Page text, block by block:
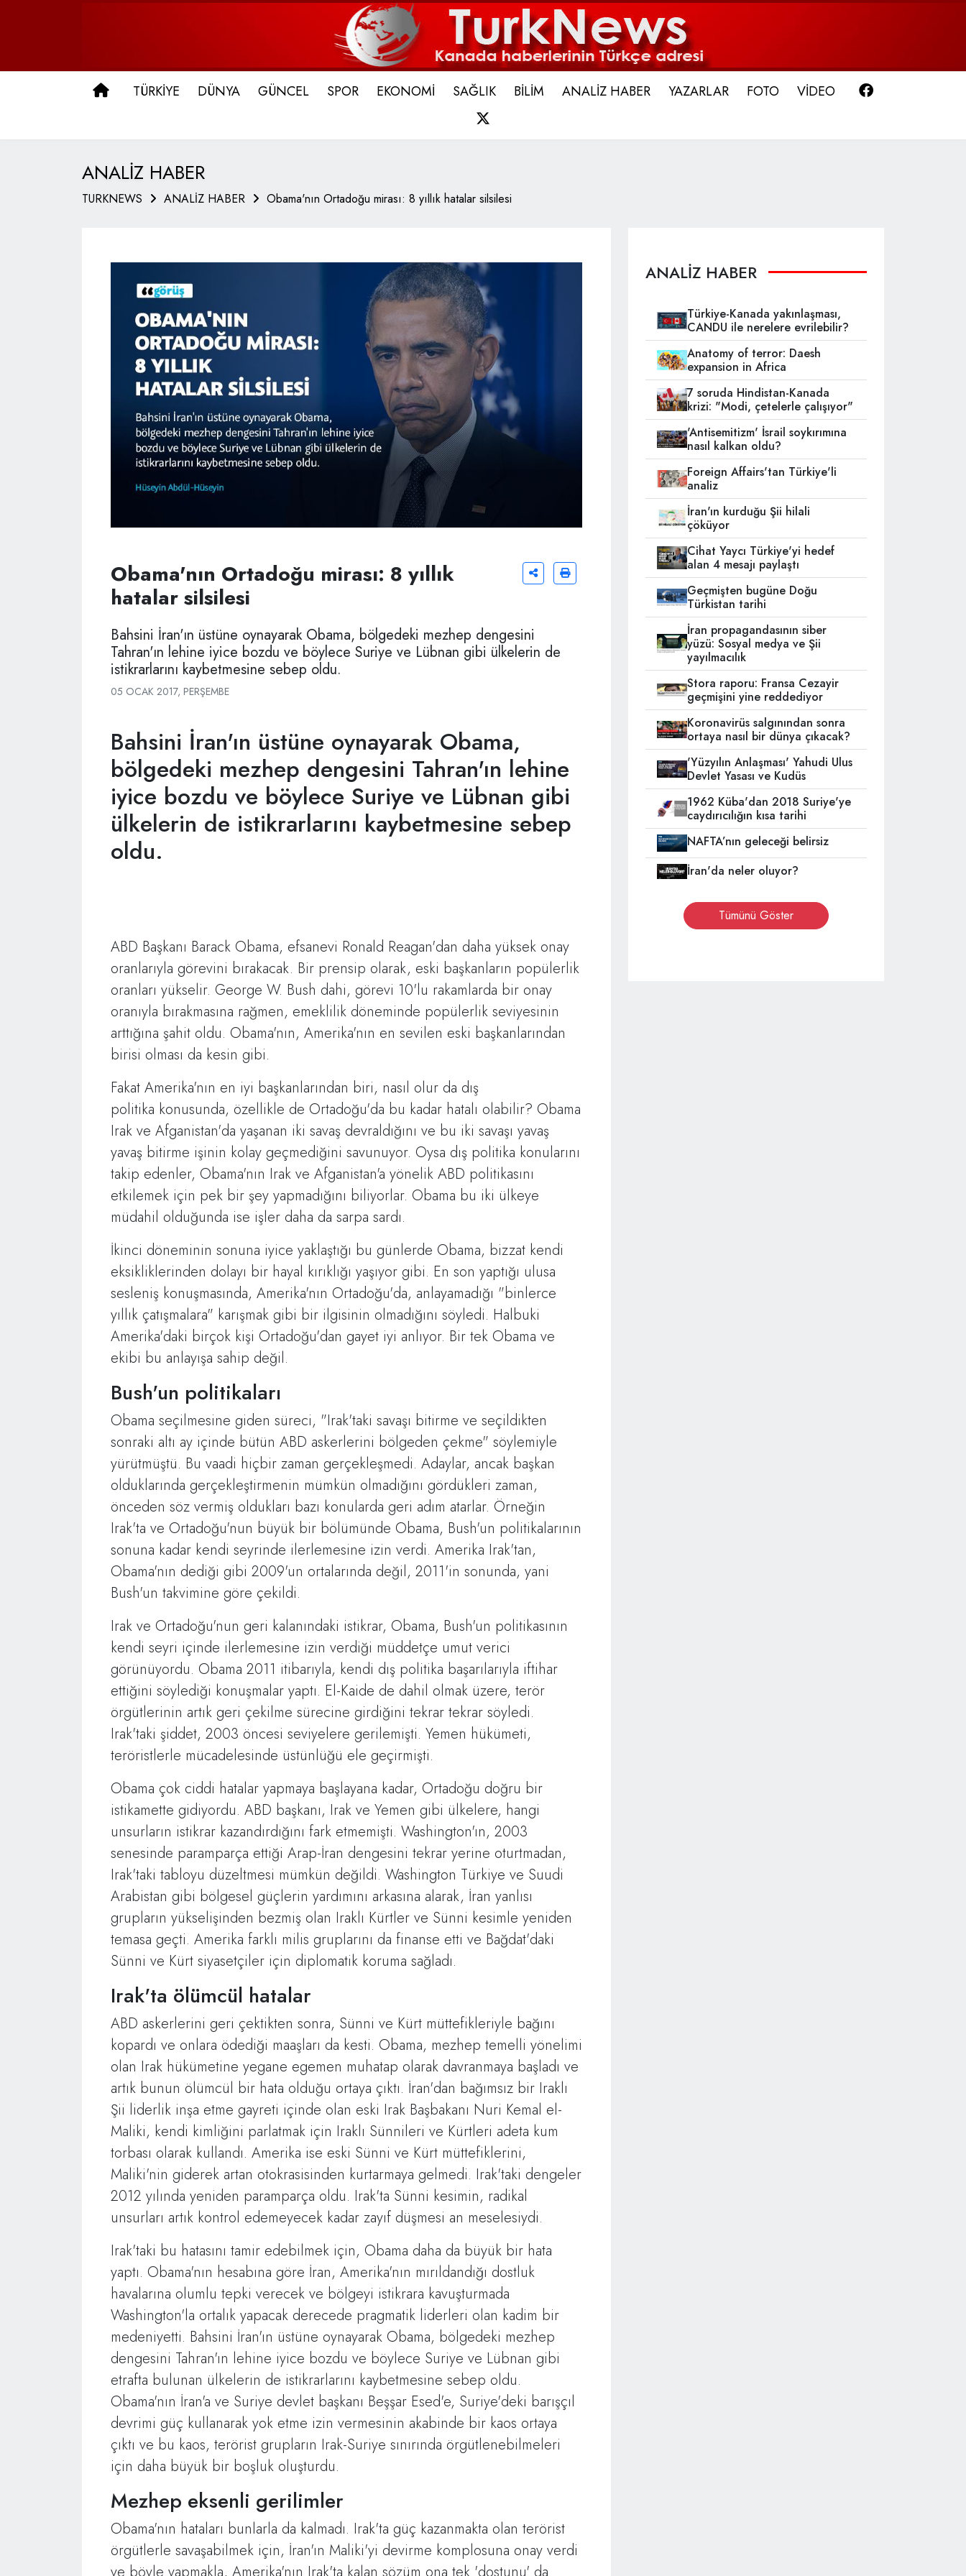
ANA SAYFA
TÜRKİYE DÜNYA GÜNCEL SPOR EKONOMİ SAĞLIK BİLİM ANALİZ HABER YAZARLAR FOTO VİDEO
ANALİZ HABER
TURKNEWS ANALİZ HABER Obama'nın Ortadoğu mirası: 8 yıllık hatalar silsilesi
Obama'nın Ortadoğu mirası: 8 yıllık
hatalar silsilesi
Bahsini İran'ın üstüne oynayarak Obama, bölgedeki mezhep dengesini
Tahran'ın lehine iyice bozdu ve böylece Suriye ve Lübnan gibi ülkelerin de
istikrarlarını kaybetmesine sebep oldu.
05 OCAK 2017, PERŞEMBE
Bahsini İran'ın üstüne oynayarak Obama,
bölgedeki mezhep dengesini Tahran'ın lehine
iyice bozdu ve böylece Suriye ve Lübnan gibi
ülkelerin de istikrarlarını kaybetmesine sebep
oldu.
ABD Başkanı Barack Obama, efsanevi Ronald Reagan'dan daha yüksek onay
oranlarıyla görevini bırakacak. Bir prensip olarak, eski başkanların popülerlik
oranları yükselir. George W. Bush dahi, görevi 10'lu rakamlarda bir onay
oranıyla bırakmasına rağmen, emeklilik döneminde popülerlik seviyesinin
arttığına şahit oldu. Obama'nın, Amerika'nın en sevilen eski başkanlarından
birisi olması da kesin gibi.
Fakat Amerika'nın en iyi başkanlarından biri, nasıl olur da dış
politika konusunda, özellikle de Ortadoğu'da bu kadar hatalı olabilir? Obama
Irak ve Afganistan'da yaşanan iki savaş devraldığını ve bu iki savaşı yavaş
yavaş bitirme işinin kolay geçmediğini savunuyor. Oysa dış politika konularını
takip edenler, Obama'nın Irak ve Afganistan'a yönelik ABD politikasını
etkilemek için pek bir şey yapmadığını biliyorlar. Obama bu iki ülkeye
müdahil olduğunda ise işler daha da sarpa sardı.
İkinci döneminin sonuna iyice yaklaştığı bu günlerde Obama, bizzat kendi
eksikliklerinden dolayı bir hayal kırıklığı yaşıyor gibi. En son yaptığı ulusa
sesleniş konuşmasında, Amerika'nın Ortadoğu'da, anlayamadığı "binlerce
yıllık çatışmalara" karışmak gibi bir ilgisinin olmadığını söyledi. Halbuki
Amerika'daki birçok kişi Ortadoğu'dan gayet iyi anlıyor. Bir tek Obama ve
ekibi bu anlayışa sahip değil.
Bush'un politikaları
Obama seçilmesine giden süreci, "Irak'taki savaşı bitirme ve seçildikten
sonraki altı ay içinde bütün ABD askerlerini bölgeden çekme" söylemiyle
yürütmüştü. Bu vaadi hiçbir zaman gerçekleşmedi. Adaylar, ancak başkan
olduklarında gerçekleştirmenin mümkün olmadığını gördükleri zaman,
önceden söz vermiş oldukları bazı konularda geri adım atarlar. Örneğin
Irak'ta ve Ortadoğu'nun büyük bir bölümünde Obama, Bush'un politikalarının
sonuna kadar kendi seyrinde ilerlemesine izin verdi. Amerika Irak'tan,
Obama'nın dediği gibi 2009'un ortalarında değil, 2011'in sonunda, yani
Bush'un takvimine göre çekildi.
Irak ve Ortadoğu'nun geri kalanındaki istikrar, Obama, Bush'un politikasının
kendi seyri içinde ilerlemesine izin verdiği müddetçe umut verici
görünüyordu. Obama 2011 itibarıyla, kendi dış politika başarılarıyla iftihar
ettiğini söylediği konuşmalar yaptı. El-Kaide de dahil olmak üzere, terör
örgütlerinin artık geri çekilme sürecine girdiğini tekrar tekrar söyledi.
Irak'taki şiddet, 2003 öncesi seviyelere gerilemişti. Yemen hükümeti,
teröristlerle mücadelesinde üstünlüğü ele geçirmişti.
Obama çok ciddi hatalar yapmaya başlayana kadar, Ortadoğu doğru bir
istikamette gidiyordu. ABD başkanı, Irak ve Yemen gibi ülkelere, hangi
unsurların istikrar kazandırdığını fark etmemişti. Washington'ın, 2003
senesinde paramparça ettiği Arap-İran dengesini tekrar yerine oturtmadan,
Irak'taki tabloyu düzeltmesi mümkün değildi. Washington Türkiye ve Suudi
Arabistan gibi bölgesel güçlerin yardımını arkasına alarak, İran yanlısı
grupların yükselişinden bezmiş olan Iraklı Kürtler ve Sünni kesimle yeniden
temasa geçti. Amerika farklı milis gruplarını da finanse etti ve Bağdat'daki
Sünni ve Kürt siyasetçiler için diplomatik koruma sağladı.
Irak'ta ölümcül hatalar
ABD askerlerini geri çektikten sonra, Sünni ve Kürt müttefikleriyle bağını
kopardı ve onlara ödediği maaşları da kesti. Obama, mezhep temelli yönelimi
olan Irak hükümetine yegane egemen muhatap olarak davranmaya başladı ve
artık bunun ölümcül bir hata olduğu ortaya çıktı. İran'dan bağımsız bir Iraklı
Şii liderlik inşa etme gayreti içinde olan eski Irak Başbakanı Nuri Kemal el-
Maliki, kendi kimliğini parlatmak için Iraklı Sünnileri ve Kürtleri adeta kum
torbası olarak kullandı. Amerika ise eski Sünni ve Kürt müttefiklerini,
Maliki'nin giderek artan otokrasisinden kurtarmaya gelmedi. Irak'taki dengeler
2012 yılında yeniden paramparça oldu. Irak'ta Sünni kesimin, radikal
unsurları artık kontrol edemeyecek kadar zayıf düşmesi an meselesiydi.
Irak'taki bu hatasını tamir edebilmek için, Obama daha da büyük bir hata
yaptı. Obama'nın hesabına göre İran, Amerika'nın mırıldandığı dostluk
havalarına olumlu tepki verecek ve bölgeyi istikrara kavuşturmada
Washington'la ortalık yapacak derecede pragmatik liderleri olan kadim bir
medeniyetti. Bahsini İran'ın üstüne oynayarak Obama, bölgedeki mezhep
dengesini Tahran'ın lehine iyice bozdu ve böylece Suriye ve Lübnan gibi
etrafta bulunan ülkelerin de istikrarlarını kaybetmesine sebep oldu.
Obama'nın İran'a ve Suriye devlet başkanı Beşşar Esed'e, Suriye'deki barışçıl
devrimi güç kullanarak yok etme izin vermesinin akabinde bir kaos ortaya
çıktı ve bu kaos, terörist grupların Irak-Suriye sınırında örgütlenebilmeleri
için daha büyük bir boşluk oluşturdu.
Mezhep eksenli gerilimler
Obama'nın hataları bunlarla da kalmadı. Irak'ta güç kazanmakta olan terörist
örgütlerle savaşabilmek için, İran'ın Maliki'yi devirme komplosuna onay verdi
ANALİZ HABER
Türkiye-Kanada yakınlaşması,
CANDU ile nerelere evrilebilir?
Anatomy of terror: Daesh
expansion in Africa
7 soruda Hindistan-Kanada
krizi: "Modi, çetelerle çalışıyor"
'Antisemitizm' İsrail soykırımına
nasıl kalkan oldu?
Foreign Affairs'tan Türkiye'li
analiz
İran'ın kurduğu Şii hilali
çöküyor
Cihat Yaycı Türkiye'yi hedef
alan 4 mesajı paylaştı
Geçmişten bugüne Doğu
Türkistan tarihi
İran propagandasının siber
yüzü: Sosyal medya ve Şii
yayılmacılık
Stora raporu: Fransa Cezayir
geçmişini yine reddediyor
Koronavirüs salgınından sonra
ortaya nasıl bir dünya çıkacak?
'Yüzyılın Anlaşması' Yahudi Ulus
Devlet Yasası ve Kudüs
1962 Küba'dan 2018 Suriye'ye
caydırıcılığın kısa tarihi
NAFTA’nın geleceği belirsiz
İran'da neler oluyor?
Tümünü Göster